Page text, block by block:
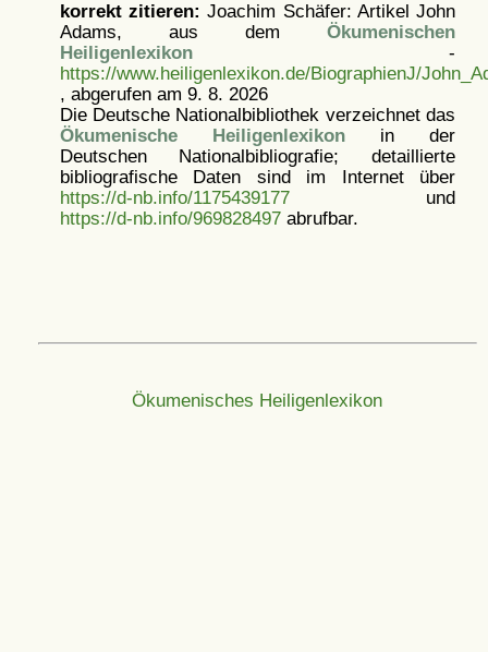
korrekt zitieren: Joachim Schäfer: ArtikelJohn
Adams, aus dem Ökumenischen
Heiligenlexikon-
https://www.heiligenlexikon.de/BiographienJ/
, abgerufen am 9. 8. 2026
Die Deutsche Nationalbibliothek verzeichnet das
Ökumenische Heiligenlexikonin der
Deutschen Nationalbibliografie; detaillierte
bibliografische Daten sind im Internet über
https://d-nb.info/1175439177und
https://d-nb.info/969828497abrufbar.
Ökumenisches Heiligenlexikon